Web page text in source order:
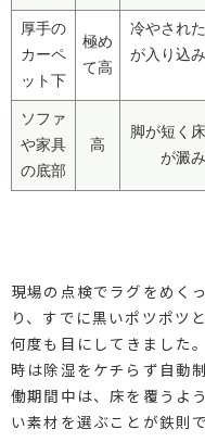
厚手の
カーペ
ット下
極め
て高
冷やされ
が入り込
ソファ
や家具
の底部
高
脚が短く
が澱
現場の点検でラグをめく
り、すでに黒いポツポツ
何度も目にしてきました
時は除湿をケチらず自動
働期間中は、床を覆うよ
い素材を選ぶことが鉄則で